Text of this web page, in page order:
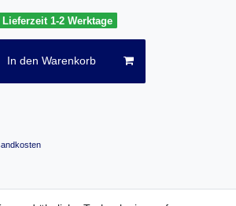
1-2 Werktage
In den Warenkorb